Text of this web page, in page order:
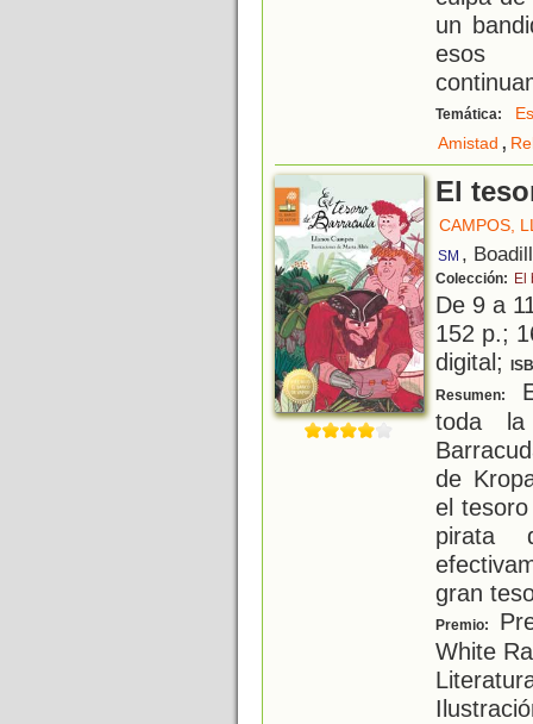
un
esos
Temática:
Amistad ,
El
CAMPOS,
SM ,
Colección: El
De 9 a
152 p.;
digital;
Resumen:
toda
de
el
pirata
gran
Premio:
White